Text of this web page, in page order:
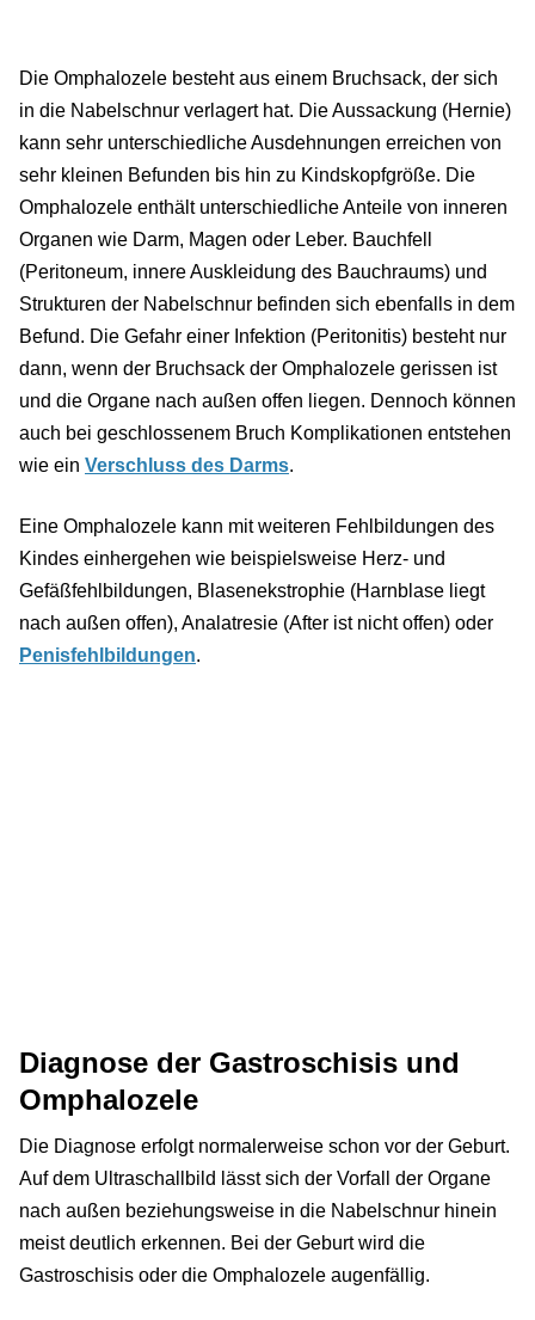
Die Omphalozele besteht aus einem Bruchsack, der sich
in die Nabelschnur verlagert hat. Die Aussackung (Hernie)
kann sehr unterschiedliche Ausdehnungen erreichen von
sehr kleinen Befunden bis hin zu Kindskopfgröße. Die
Omphalozele enthält unterschiedliche Anteile von inneren
Organen wie Darm, Magen oder Leber. Bauchfell
(Peritoneum, innere Auskleidung des Bauchraums) und
Strukturen der Nabelschnur befinden sich ebenfalls in dem
Befund. Die Gefahr einer Infektion (Peritonitis) besteht nur
dann, wenn der Bruchsack der Omphalozele gerissen ist
und die Organe nach außen offen liegen. Dennoch können
auch bei geschlossenem Bruch Komplikationen entstehen
wie ein Verschluss des Darms.
Eine Omphalozele kann mit weiteren Fehlbildungen des
Kindes einhergehen wie beispielsweise Herz- und
Gefäßfehlbildungen, Blasenekstrophie (Harnblase liegt
nach außen offen), Analatresie (After ist nicht offen) oder
Penisfehlbildungen.
Diagnose der Gastroschisis und
Omphalozele
Die Diagnose erfolgt normalerweise schon vor der Geburt.
Auf dem Ultraschallbild lässt sich der Vorfall der Organe
nach außen beziehungsweise in die Nabelschnur hinein
meist deutlich erkennen. Bei der Geburt wird die
Gastroschisis oder die Omphalozele augenfällig.